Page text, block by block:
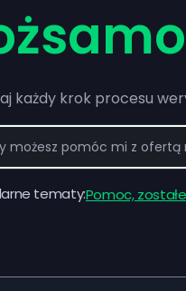
każdy krok procesu
tematy:Pomoc,